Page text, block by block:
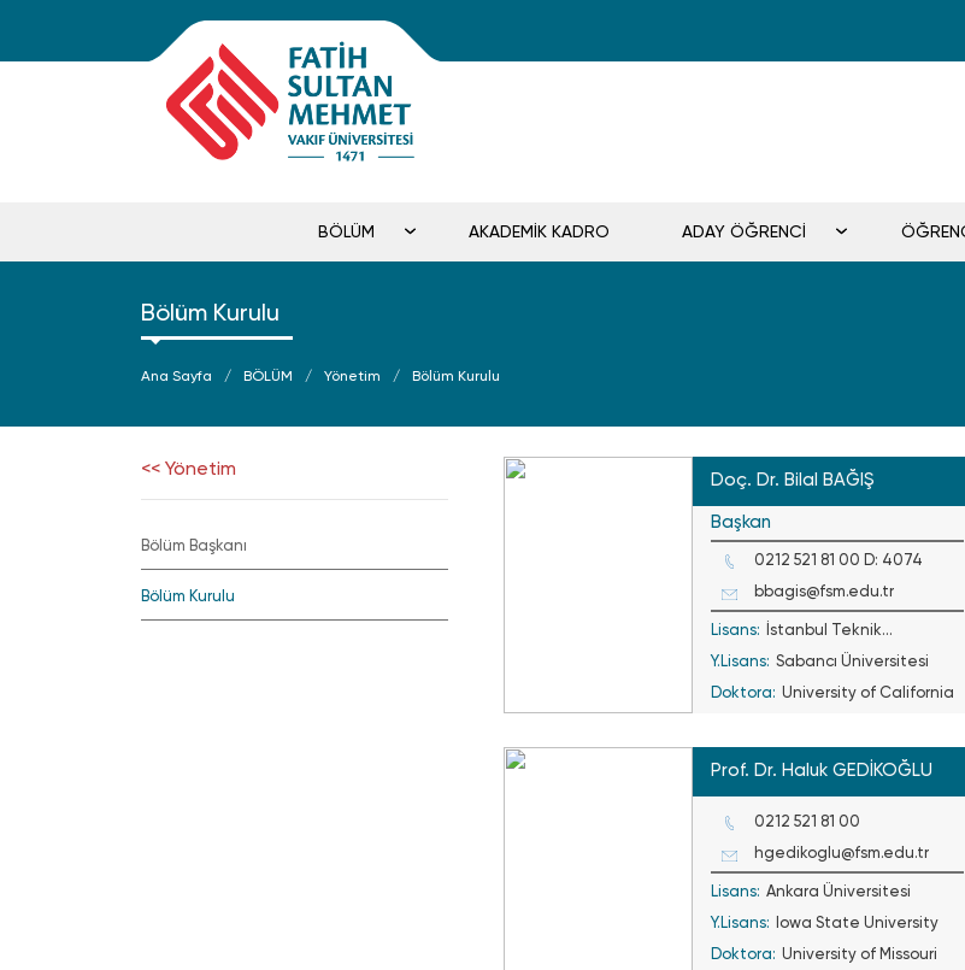
BÖLÜM AKADEMİK KADRO ADAY ÖĞRENCİ
Bölüm Kurulu
Ana Sayfa BÖLÜM Yönetim Bölüm Kurulu
<< Yönetim
Bölüm Başkanı
Bölüm Kurulu
Doç. Dr. Bilal BAĞIŞ
Başkan
0212 521 81 00 D: 4074
bbagis@fsm.edu.tr
Lisans: İstanbul Teknik
Üniversitesi
Y.Lisans: Sabancı Üniversitesi
Doktora: University of California
Prof. Dr. Haluk GEDİKOĞLU
0212 521 81 00
hgedikoglu@fsm.edu.tr
Lisans: Ankara Üniversitesi
Y.Lisans: Iowa State University
Doktora: University of Missouri